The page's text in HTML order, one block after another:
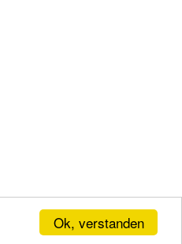
Ok, verstanden